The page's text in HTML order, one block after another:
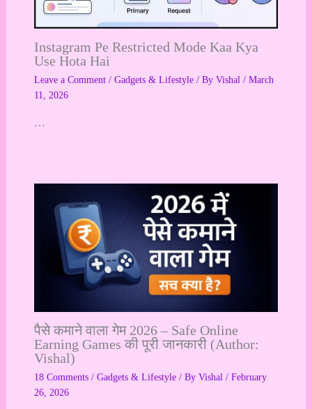
Instagram Pe Restricted Mode Kaa Kya
Use Hota Hai
Leave a Comment / Gadgets & Lifestyle/ By Vishal / March
11, 2026
…
पैसे कमाने वाला गेम 2026 – Safe Online
Earning Games की पूरी जानकारी (Author:
Vishal)
18 Comments / Gadgets & Lifestyle/ By Vishal / February
26, 2026